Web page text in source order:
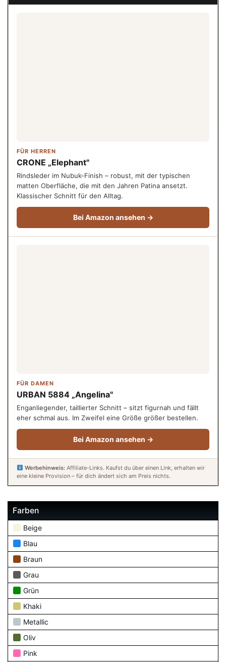
FÜR HERREN
CRONE „Elephant"
Rindsleder im Nubuk-Finish – robust, mit der typischen
matten Oberfläche, die mit den Jahren Patina ansetzt.
Klassischer Schnitt für den Alltag.
Bei Amazon ansehen →
FÜR DAMEN
URBAN 5884 „Angelina"
Enganliegender, taillierter Schnitt – sitzt figurnah und fällt
eher schmal aus. Im Zweifel eine Größe größer bestellen.
Bei Amazon ansehen →
Werbehinweis:Affiliate-Links. Kaufst du über einen Link, erhalten wir
eine kleine Provision – für dich ändert sich am Preis nichts.
Farben
Beige
Blau
Braun
Grau
Grün
Khaki
Metallic
Oliv
Pink